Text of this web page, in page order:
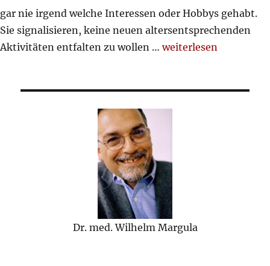
gar nie irgend welche Interessen oder Hobbys gehabt.
Sie signalisieren, keine neuen altersentsprechenden
Aktivitäten entfalten zu wollen …„geriatrischen
weiterlesen
Dr. med. Wilhelm Margula